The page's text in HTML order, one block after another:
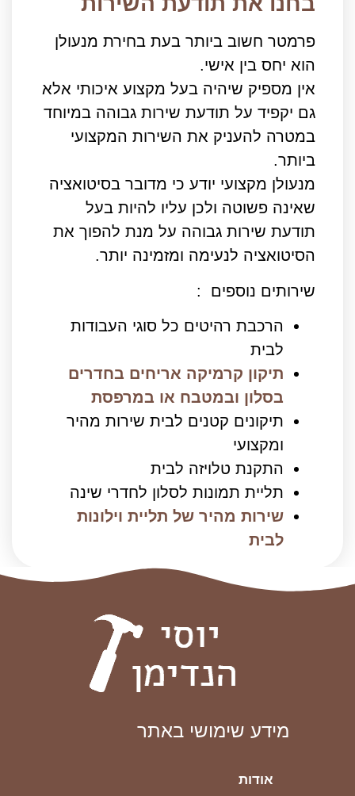
פרמטר חשוב ביותר בעת בחירת מנעולן
הוא יחס בין אישי.
אין מספיק שיהיה בעל מקצוע איכותי אלא
גם יקפיד על תודעת שירות גבוהה במיוחד
במטרה להעניק את השירות המקצועי
ביותר.
מנעולן מקצועי יודע כי מדובר בסיטואציה
שאינה פשוטה ולכן עליו להיות בעל
תודעת שירות גבוהה על מנת להפוך את
הסיטואציה לנעימה ומזמינה יותר.
שירותים נוספים :
הרכבת רהיטים כל סוגי העבודות
לבית
תיקון קרמיקה אריחים בחדרים
בסלון ובמטבח או במרפסת
תיקונים קטנים לבית שירות מהיר
ומקצועי
התקנת טלויזה לבית
תליית תמונות לסלון לחדרי שינה
שירות מהיר של תליית וילונות
לבית
מידע שימושי באתר
אודות